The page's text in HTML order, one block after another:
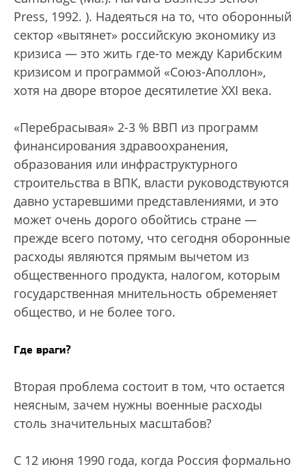
Press, 1992. ). Надеяться на то, что оборонный
сектор «вытянет» российскую экономику из
кризиса — это жить где-то между Карибским
кризисом и программой «Союз-Аполлон»,
хотя на дворе второе десятилетие XXI века.
«Перебрасывая» 2-3 % ВВП из программ
финансирования здравоохранения,
образования или инфраструктурного
строительства в ВПК, власти руководствуются
давно устаревшими представлениями, и это
может очень дорого обойтись стране —
прежде всего потому, что сегодня оборонные
расходы являются прямым вычетом из
общественного продукта, налогом, которым
государственная мнительность обременяет
общество, и не более того.
Где враги?
Вторая проблема состоит в том, что остается
неясным, зачем нужны военные расходы
столь значительных масштабов?
С 12 июня 1990 года, когда Россия формально